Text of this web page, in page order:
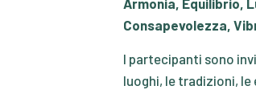
Armonia, Equilibrio,
Consapevolezza,
I partecipanti sono
luoghi, le tradizioni, le